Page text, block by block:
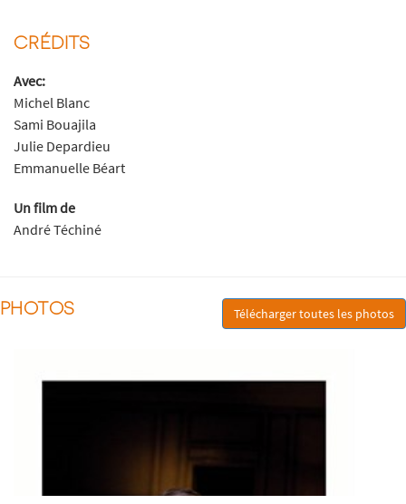
CRÉDITS
Avec:
Michel Blanc
Sami Bouajila
Julie Depardieu
Emmanuelle Béart
Un film de
André Téchiné
PHOTOS Télécharger toutes les photos